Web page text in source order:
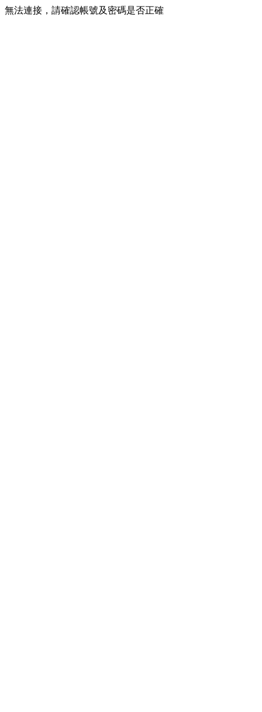
無法連接，請確認帳號及密碼是否正確